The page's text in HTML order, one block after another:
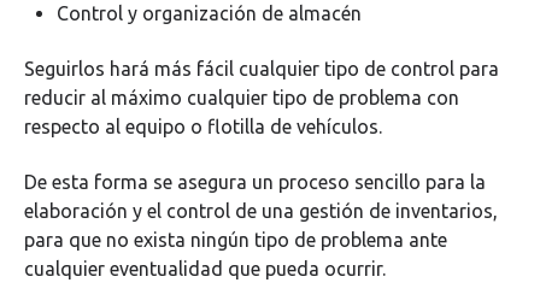
Control y organización de almacén
Seguirlos hará más fácil cualquier tipo de control para
reducir al máximo cualquier tipo de problema con
respecto al equipo o flotilla de vehículos.
De esta forma se asegura un proceso sencillo para la
elaboración y el control de una gestión de inventarios,
para que no exista ningún tipo de problema ante
cualquier eventualidad que pueda ocurrir.